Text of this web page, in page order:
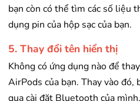
bạn còn có thể tìm các số liệu
dụng pin của hộp sạc của bạn.
5. Thay đổi tên hiển thị
Không có ứng dụng nào để
AirPods của bạn. Thay vào đó,
qua cài đặt Bluetooth của